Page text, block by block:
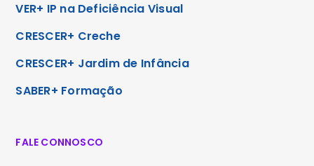
VER+ IP na Deficiência Visual
CRESCER+ Creche
CRESCER+ Jardim de Infância
SABER+ Formação
FALE CONNOSCO